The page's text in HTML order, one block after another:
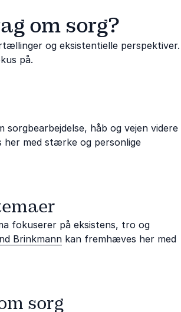
om sorg?
og eksistentielle perspektiver.
på.
håb og vejen videre
med stærke og personlige
fokuserer på eksistens, tro og
Brinkmann kan fremhæves her med
sorg